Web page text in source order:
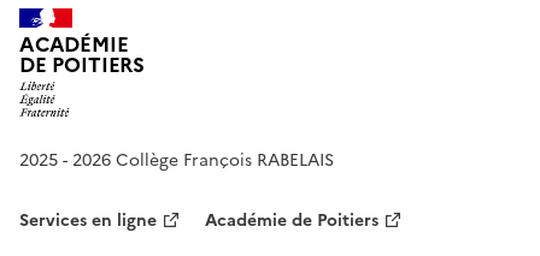
ACADÉMIE
DE POITIERS
2025 - 2026 Collège François RABELAIS
Services en ligne
Académie de Poitiers